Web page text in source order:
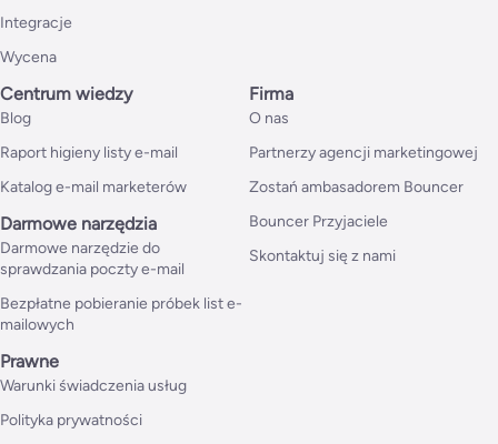
Integracje
Wycena
Centrum wiedzy
Blog
Raport higieny listy e-mail
Katalog e-mail marketerów
Darmowe narzędzia
Darmowe narzędzie do
sprawdzania poczty e-mail
Bezpłatne pobieranie próbek list e-
mailowych
Firma
O nas
Partnerzy agencji marketingowej
Zostań ambasadorem Bouncer
Bouncer Przyjaciele
Skontaktuj się z nami
Prawne
Warunki świadczenia usług
Polityka prywatności